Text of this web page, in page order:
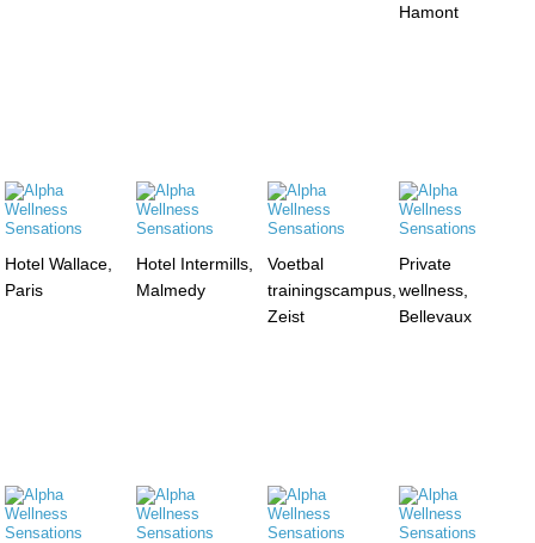
Hamont
Hotel Wallace,
Paris
Hotel Intermills,
Malmedy
Voetbal
trainingscampus,
Zeist
Private
wellness,
Bellevaux